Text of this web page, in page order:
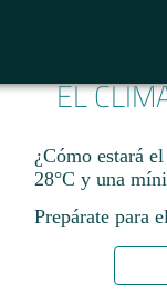
EL
¿Cómo estará
28°C y una
Prepárate para